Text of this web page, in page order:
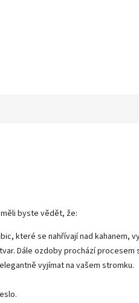
byste vědět, že:
které se nahřívají nad kahanem,
Dále ozdoby prochází procesem
vyjímat na vašem stromku.